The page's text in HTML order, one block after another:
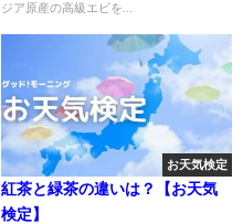
ジア原産の高級エビを...
お天気検定
紅茶と緑茶の違いは？【お天気
検定】